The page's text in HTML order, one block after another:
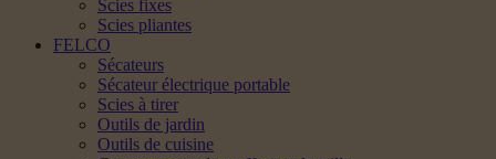
Scies fixes
Scies pliantes
FELCO
Sécateurs
Sécateur électrique portable
Scies à tirer
Outils de jardin
Outils de cuisine